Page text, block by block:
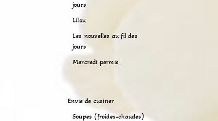
jours
Lilou
Les nouvelles au fil des
jours
Mercredi permis
Envie de cusiner
Soupes (froides-chaudes)